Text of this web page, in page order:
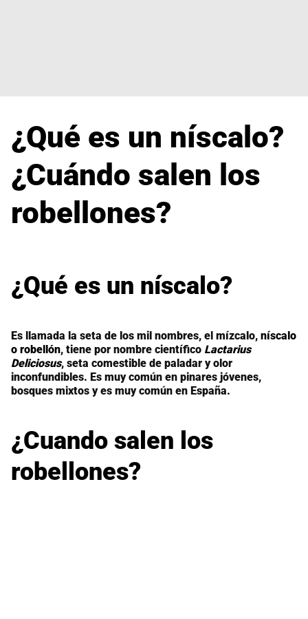
¿Qué es un níscalo?
¿Cuándo salen los
robellones?
¿Qué es un níscalo?
Es llamada la seta de los mil nombres, el mízcalo, níscalo
o robellón, tiene por nombre científico Lactarius
Deliciosus, seta comestible de paladar y olor
inconfundibles. Es muy común en pinares jóvenes,
bosques mixtos y es muy común en España.
¿Cuando salen los
robellones?